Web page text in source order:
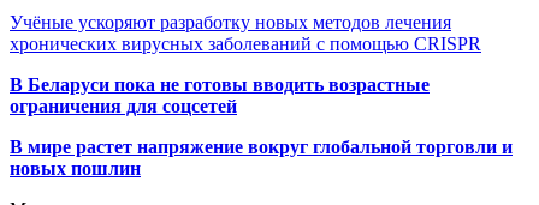
Учёные ускоряют разработку новых методов лечения
хронических вирусных заболеваний с помощью CRISPR
В Беларуси пока не готовы вводить возрастные
ограничения для соцсетей
В мире растет напряжение вокруг глобальной торговли и
новых пошлин